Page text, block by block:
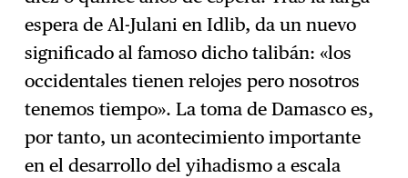
espera de Al-Julani en Idlib, da un nuevo
significado al famoso dicho talibán: «los
occidentales tienen relojes pero nosotros
tenemos tiempo». La toma de Damasco es,
por tanto, un acontecimiento importante
en el desarrollo del yihadismo a escala